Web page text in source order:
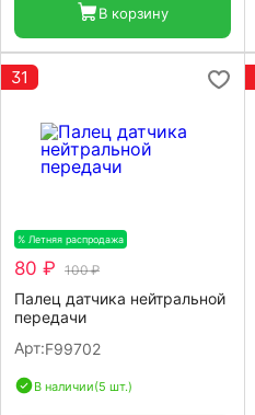
В корзину
31
% Летняя распродажа
80 ₽ 100 ₽
Палец датчика нейтральной
передачи
Арт:F99702
В наличии(5 шт.)